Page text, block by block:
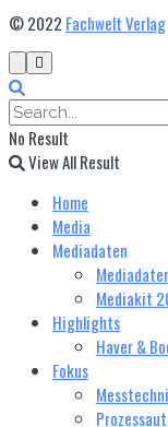
© 2022 Fachwelt Verlag
No Result
View All Result
Home
Media
Mediadaten
Mediakit
Highlights
Haver &
Fokus